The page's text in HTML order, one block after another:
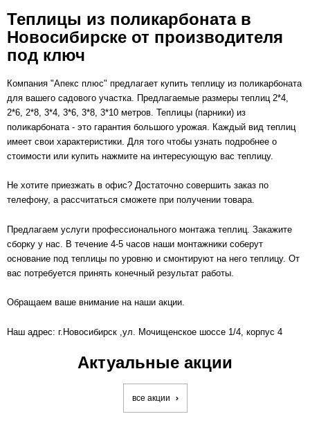
Теплицы из поликарбоната в
Новосибирске от производителя
под ключ
Компания "Апекс плюс" предлагает купить теплицу из поликарбоната
для вашего садового участка. Предлагаемые размеры теплиц 2*4,
2*6, 2*8, 3*4, 3*6, 3*8, 3*10 метров. Теплицы (парники) из
поликарбоната - это гарантия большого урожая. Каждый вид теплиц
имеет свои характеристики. Д ля того чтобы узнать подробнее о
стоимости или купить нажмите на интересующую вас теплицу.
Не хотите приезжать в офис? Достаточно совершить заказ по
телефону, а рассчитаться сможете при получении товара.
Предлагаем услуги профессионального монтажа теплиц. Закажите
сборку у нас. В течение 4-5 часов наши монтажники соберут
основание под теплицы по уровню и смонтируют на него теплицу. От
вас потребуется принять конечный результат работы.
Обращаем ваше внимание на наши акции.
Наш адрес: г.Новосибирск ,ул. Мочищенское шоссе 1/4, корпус 4
Актуальные акции
все акции